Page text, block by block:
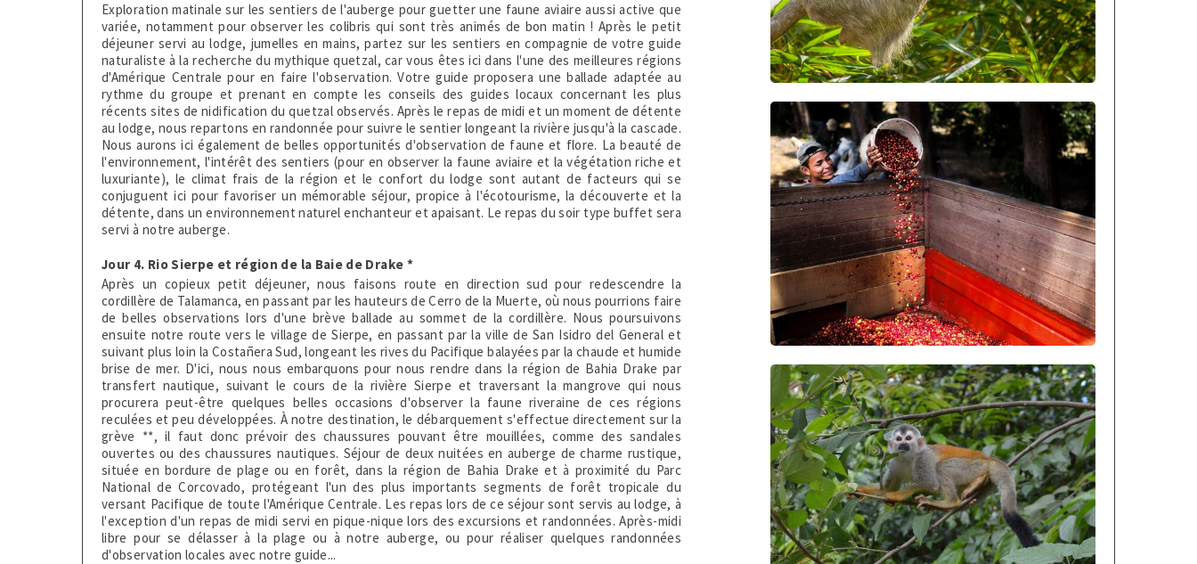
Exploration matinale sur les sentiers de l'auberge pour guetter une faune aviaire aussi active que
variée, notamment pour observer les colibris qui sont très animés de bon matin ! Après le petit
déjeuner servi au lodge, jumelles en mains, partez sur les sentiers en compagnie de votre guide
naturaliste à la recherche du mythique quetzal, car vous êtes ici dans l'une des meilleures régions
d'Amérique Centrale pour en faire l'observation. Votre guide proposera une ballade adaptée au
rythme du groupe et prenant en compte les conseils des guides locaux concernant les plus
récents sites de nidification du quetzal observés. Après le repas de midi et un moment de détente
au lodge, nous repartons en randonnée pour suivre le sentier longeant la rivière jusqu'à la cascade.
Nous aurons ici également de belles opportunités d'observation de faune et flore. La beauté de
l'environnement, l'intérêt des sentiers (pour en observer la faune aviaire et la végétation riche et
luxuriante), le climat frais de la région et le confort du lodge sont autant de facteurs qui se
conjuguent ici pour favoriser un mémorable séjour, propice à l'écotourisme, la découverte et la
détente, dans un environnement naturel enchanteur et apaisant. Le repas du soir type buffet sera
servi à notre auberge.
Jour 4. Rio Sierpe et région de la Baie de Drake *
Après un copieux petit déjeuner, nous faisons route en direction sud pour redescendre la
cordillère de Talamanca, en passant par les hauteurs de Cerro de la Muerte, où nous pourrions faire
de belles observations lors d'une brève ballade au sommet de la cordillère. Nous poursuivons
ensuite notre route vers le village de Sierpe, en passant par la ville de San Isidro del General et
suivant plus loin la Costañera Sud, longeant les rives du Pacifique balayées par la chaude et humide
brise de mer. D'ici, nous nous embarquons pour nous rendre dans la région de Bahia Drake par
transfert nautique, suivant le cours de la rivière Sierpe et traversant la mangrove qui nous
procurera peut-être quelques belles occasions d'observer la faune riveraine de ces régions
reculées et peu développées. À notre destination, le débarquement s'effectue directement sur la
grève **, il faut donc prévoir des chaussures pouvant être mouillées, comme des sandales
ouvertes ou des chaussures nautiques. Séjour de deux nuitées en auberge de charme rustique,
située en bordure de plage ou en forêt, dans la région de Bahia Drake et à proximité du Parc
National de Corcovado, protégeant l'un des plus importants segments de forêt tropicale du
versant Pacifique de toute l'Amérique Centrale. Les repas lors de ce séjour sont servis au lodge, à
l'exception d'un repas de midi servi en pique-nique lors des excursions et randonnées. Après-midi
libre pour se délasser à la plage ou à notre auberge, ou pour réaliser quelques randonnées
d'observation locales avec notre guide...